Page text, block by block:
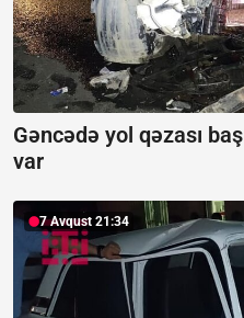
Gəncədə yol qəzası
var
7 Avqust 21:34